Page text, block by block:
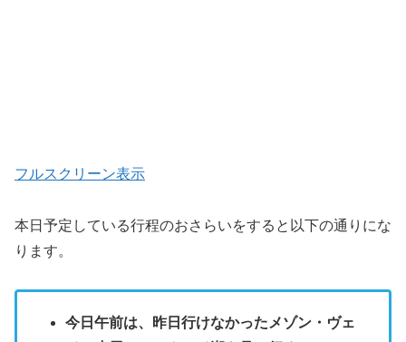
フルスクリーン表示
本日予定している行程のおさらいをすると以下の通りにな
ります。
今日午前は、昨日行けなかったメゾン・ヴェ